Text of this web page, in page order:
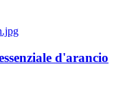
d'arancio